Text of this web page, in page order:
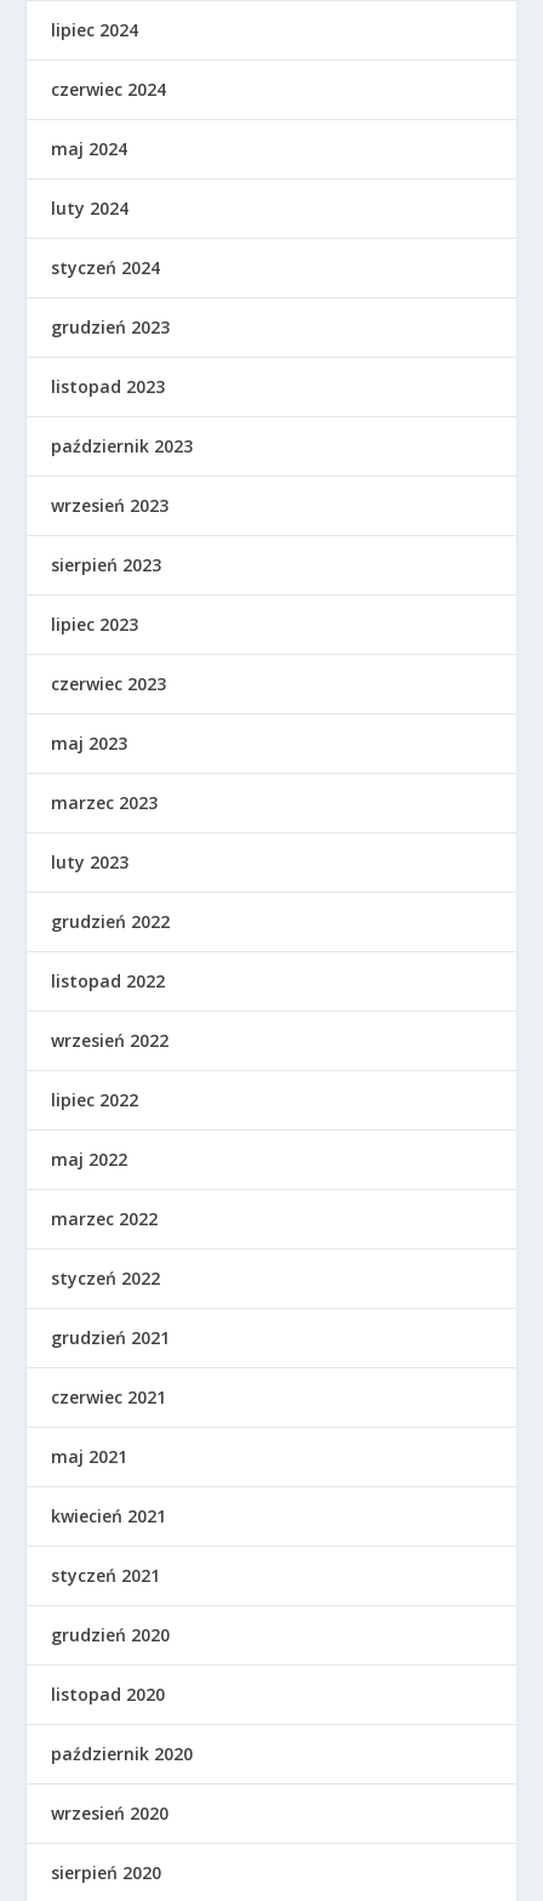
lipiec 2024
czerwiec 2024
maj 2024
luty 2024
styczeń 2024
grudzień 2023
listopad 2023
październik 2023
wrzesień 2023
sierpień 2023
lipiec 2023
czerwiec 2023
maj 2023
marzec 2023
luty 2023
grudzień 2022
listopad 2022
wrzesień 2022
lipiec 2022
maj 2022
marzec 2022
styczeń 2022
grudzień 2021
czerwiec 2021
maj 2021
kwiecień 2021
styczeń 2021
grudzień 2020
listopad 2020
październik 2020
wrzesień 2020
sierpień 2020